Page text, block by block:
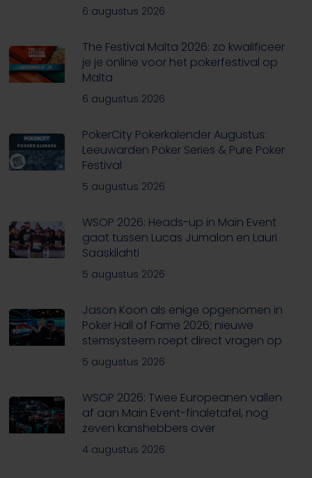
6 augustus 2026
The Festival Malta 2026: zo kwalificeer
je je online voor het pokerfestival op
Malta
6 augustus 2026
PokerCity Pokerkalender Augustus:
Leeuwarden Poker Series & Pure Poker
Festival
5 augustus 2026
WSOP 2026: Heads-up in Main Event
gaat tussen Lucas Jumalon en Lauri
Saaskilahti
5 augustus 2026
Jason Koon als enige opgenomen in
Poker Hall of Fame 2026; nieuwe
stemsysteem roept direct vragen op
5 augustus 2026
WSOP 2026: Twee Europeanen vallen
af aan Main Event-finaletafel, nog
zeven kanshebbers over
4 augustus 2026